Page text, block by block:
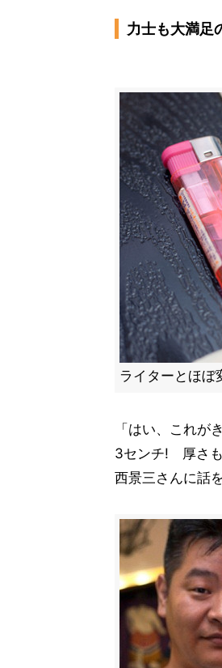
力士も大満足
ライターとほぼ
「はい、これが
3センチ! 厚さも
西景三さんに話を